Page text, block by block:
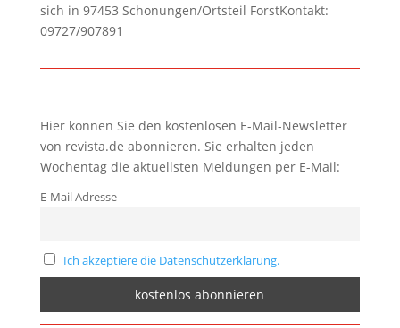
sich in 97453 Schonungen/Ortsteil ForstKontakt:
09727/907891
Hier können Sie den kostenlosen E-Mail-Newsletter
von revista.de abonnieren. Sie erhalten jeden
Wochentag die aktuellsten Meldungen per E-Mail:
E-Mail Adresse
Ich akzeptiere die Datenschutzerklärung.